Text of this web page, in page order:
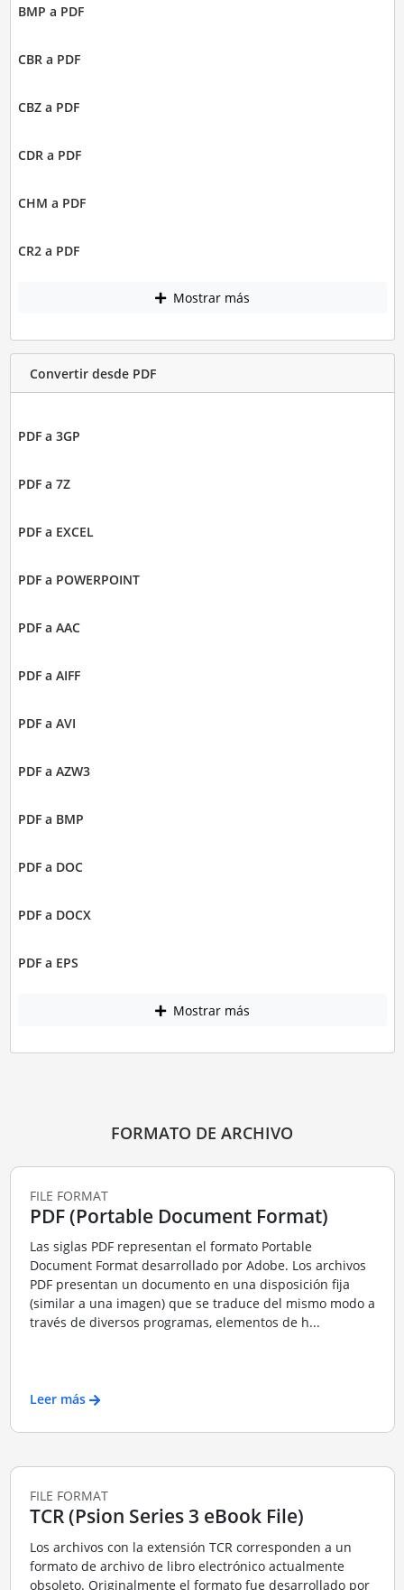
BMP a PDF
CBR a PDF
CBZ a PDF
CDR a PDF
CHM a PDF
CR2 a PDF
Mostrar más
Convertir desde PDF
PDF a 3GP
PDF a 7Z
PDF a EXCEL
PDF a POWERPOINT
PDF a AAC
PDF a AIFF
PDF a AVI
PDF a AZW3
PDF a BMP
PDF a DOC
PDF a DOCX
PDF a EPS
Mostrar más
FORMATO DE ARCHIVO
FILE FORMAT
PDF (Portable Document Format)
Las siglas PDF representan el formato Portable
Document Format desarrollado por Adobe. Los archivos
PDF presentan un documento en una disposición fija
(similar a una imagen) que se traduce del mismo modo a
través de diversos programas, elementos de h...
Leer más
FILE FORMAT
TCR (Psion Series 3 eBook File)
Los archivos con la extensión TCR corresponden a un
formato de archivo de libro electrónico actualmente
obsoleto. Originalmente el formato fue desarrollado por